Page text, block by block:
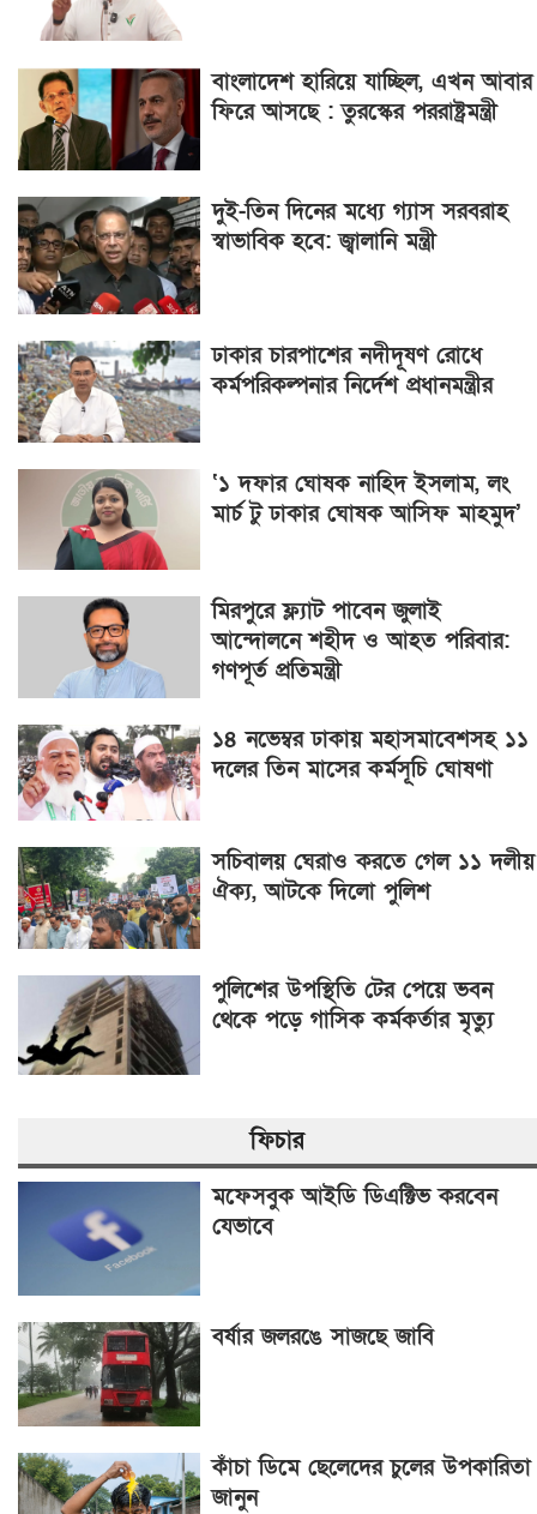
বাংলাদেশ হারিয়ে যাচ্ছিল, এখন আবার
ফিরে আসছে : তুরস্কের পররাষ্ট্রমন্ত্রী
দুই-তিন দিনের মধ্যে গ্যাস সরবরাহ
স্বাভাবিক হবে: জ্বালানি মন্ত্রী
ঢাকার চারপাশের নদীদূষণ রোধে
কর্মপরিকল্পনার নির্দেশ প্রধানমন্ত্রীর
‘১ দফার ঘোষক নাহিদ ইসলাম, লং
মার্চ টু ঢাকার ঘোষক আসিফ মাহমুদ’
মিরপুরে ফ্ল্যাট পাবেন জুলাই
আন্দোলনে শহীদ ও আহত পরিবার:
গণপূর্ত প্রতিমন্ত্রী
১৪ নভেম্বর ঢাকায় মহাসমাবেশসহ ১১
দলের তিন মাসের কর্মসূচি ঘোষণা
সচিবালয় ঘেরাও করতে গেল ১১ দলীয়
ঐক্য, আটকে দিলো পুলিশ
পুলিশের উপস্থিতি টের পেয়ে ভবন
থেকে পড়ে গাসিক কর্মকর্তার মৃত্যু
ফিচার
মফেসবুক আইডি ডিএক্টিভ করবেন
যেভাবে
বর্ষার জলরঙে সাজছে জাবি
কাঁচা ডিমে ছেলেদের চুলের উপকারিতা
জানুন